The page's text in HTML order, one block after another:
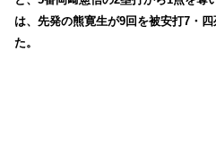
は、先発の熊寛生が9回を被安打7・
た。